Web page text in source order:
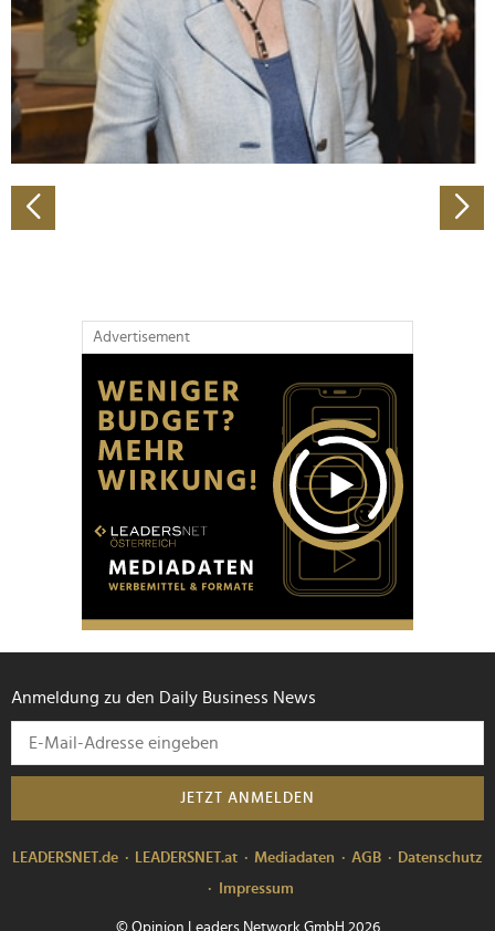
personalisieren, Funktionen für soziale Medien anbieten
zu können und die Zugriffe auf unsere Website zu
analysieren. Außerdem geben wir Informationen zu Ihrer
Verwendung unserer Website an unsere Partner für
soziale Medien, Werbung und Analysen weiter. Unsere
Partner führen diese Informationen möglicherweise mit
haben oder die sie im Rahmen Ihrer Nutzung der Dienste
gesammelt haben.
Advertisement
Anmeldung zu den Daily Business News
JETZT ANMELDEN
LEADERSNET.de LEADERSNET.at Mediadaten AGB
Datenschutz
Impressum